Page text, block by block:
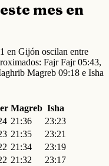
mes en
en Gijón oscilan entre
Fajr Fajr 05:43,
Magreb 09:18 e Isha
Magreb Isha
21:36
23:23
21:35
23:21
21:34
23:19
21:32
23:17